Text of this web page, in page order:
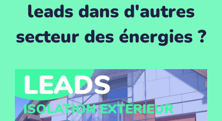
leads dans d'autres
secteur des énergies ?